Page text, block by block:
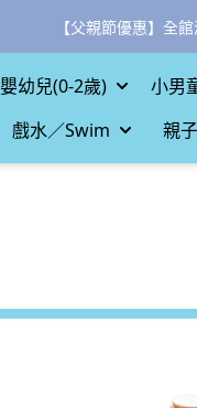
【父親節優惠】全
嬰幼兒(0-2歲) 小男
戲水／Swim 親